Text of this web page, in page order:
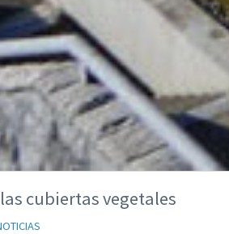
cubiertas vegetales